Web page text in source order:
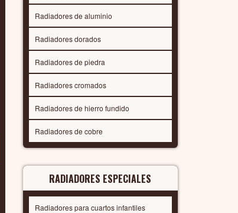
Radiadores de aluminio
Radiadores dorados
Radiadores de piedra
Radiadores cromados
Radiadores de hierro fundido
Radiadores de cobre
RADIADORES ESPECIALES
Radiadores para cuartos infantiles